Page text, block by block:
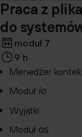
Praca z
do
moduł 7
9 h
Menedżer
Modułio
Wyjątki
Modułos